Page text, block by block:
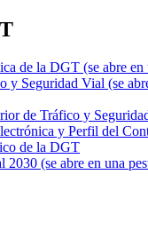
de la DGT (se abre en
y Seguridad Vial (se
de Tráfico y
y Perfil del
de la DGT
2030 (se abre en una